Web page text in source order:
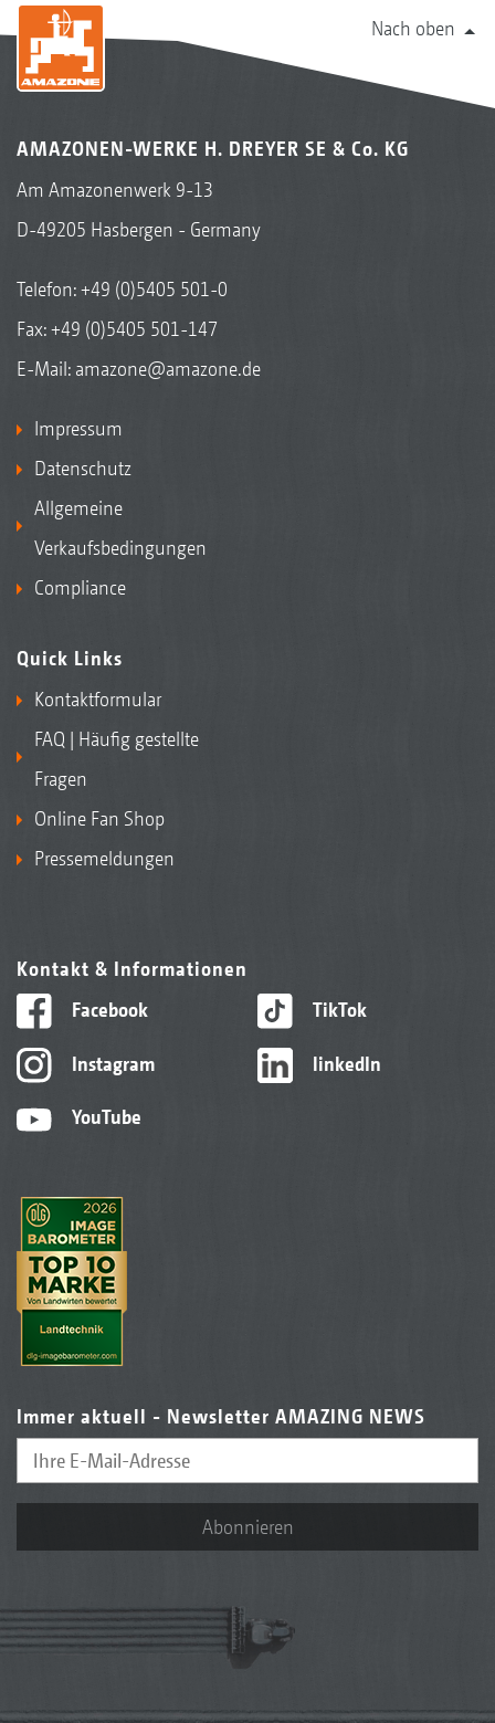
Nach oben
AMAZONEN-WERKE H. DREYER SE & Co. KG
Am Amazonenwerk 9-13
D-49205 Hasbergen - Germany
Telefon:+49 (0)5405 501-0
Fax: +49 (0)5405 501-147
E-Mail: amazone@amazone.de
Impressum
Datenschutz
Allgemeine
Verkaufsbedingungen
Compliance
Quick Links
Kontaktformular
FAQ | Häufig gestellte
Fragen
Online Fan Shop
Pressemeldungen
Kontakt & Informationen
Facebook
Instagram
YouTube
TikTok
linkedIn
Immer aktuell - Newsletter AMAZING NEWS
Abonnieren